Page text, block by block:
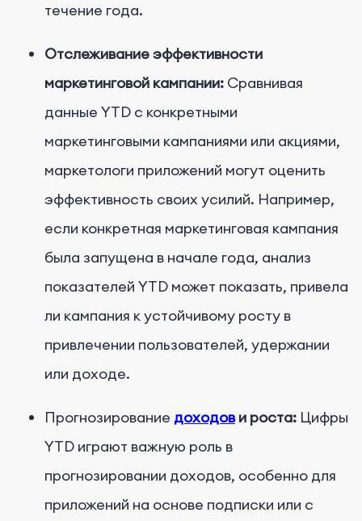
течение года.
Отслеживание эффективности
маркетинговой кампании: Сравнивая
данные YTD с конкретными
маркетинговыми кампаниями или акциями,
маркетологи приложений могут оценить
эффективность своих усилий. Например,
если конкретная маркетинговая кампания
была запущена в начале года, анализ
показателей YTD может показать, привела
ли кампания к устойчивому росту в
привлечении пользователей, удержании
или доходе.
Прогнозирование доходов и роста: Цифры
YTD играют важную роль в
прогнозировании доходов, особенно для
приложений на основе подписки или с